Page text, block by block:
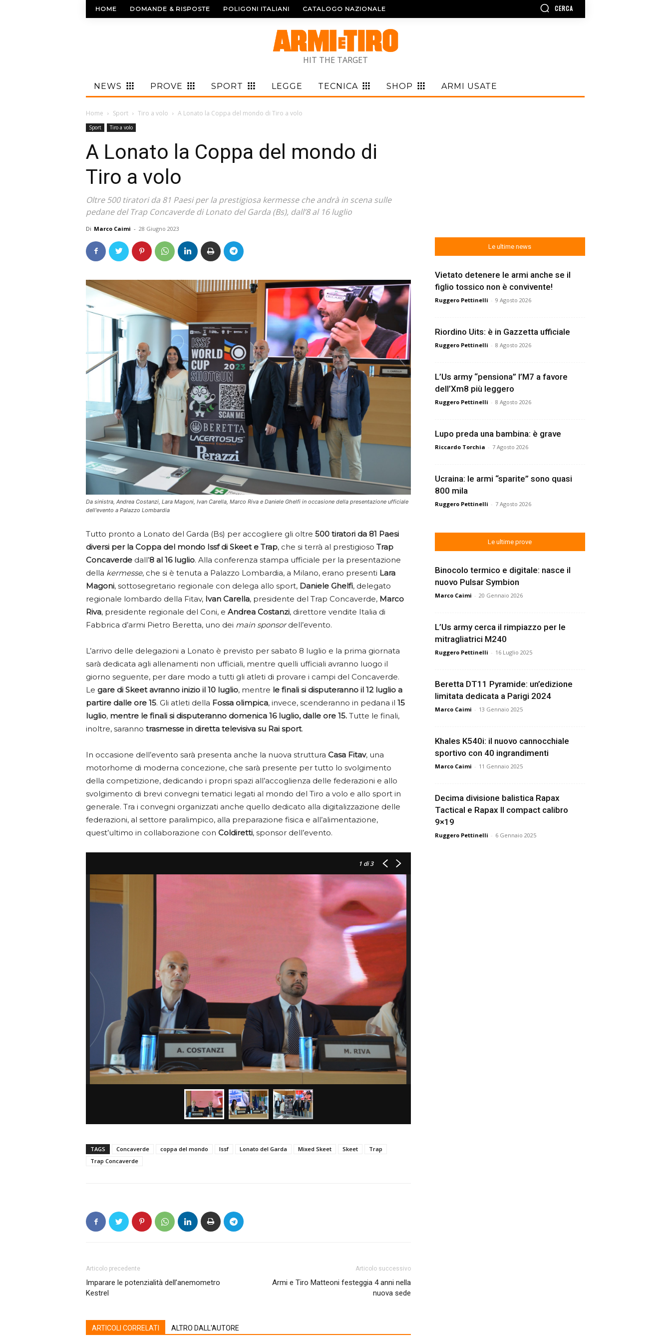
HOME DOMANDE & RISPOSTE POLIGONI ITALIANI CATALOGO NAZIONALE CERCA
HIT THE TARGET
NEWS PROVE SPORT LEGGE TECNICA SHOP ARMI USATE
Home Sport Tiro a volo A Lonato la Coppa del mondo di Tiro a volo
Sport Tiro a volo
A Lonato la Coppa del mondo di
Tiro a volo
Oltre 500 tiratori da 81 Paesi per la prestigiosa kermesse che andrà in scena sulle
pedane del Trap Concaverde di Lonato del Garda (Bs), dall’8 al 16 luglio
Di Marco Caimi - 28 Giugno 2023
Da sinistra, Andrea Costanzi, Lara Magoni, Ivan Carella, Marco Riva e Daniele Ghelfi in occasione della presentazione ufficiale
dell'evento a Palazzo Lombardia
Tutto pronto a Lonato del Garda (Bs) per accogliere gli oltre 500 tiratori da 81 Paesi
diversi per la Coppa del mondo Issf di Skeet e Trap, che si terrà al prestigioso Trap
Concaverde dall’8 al 16 luglio. Alla conferenza stampa ufficiale per la presentazione
della kermesse, che si è tenuta a Palazzo Lombardia, a Milano, erano presenti Lara
Magoni, sottosegretario regionale con delega allo sport, Daniele Ghelfi, delegato
regionale lombardo della Fitav, Ivan Carella, presidente del Trap Concaverde, Marco
Riva, presidente regionale del Coni, e Andrea Costanzi, direttore vendite Italia di
Fabbrica d’armi Pietro Beretta, uno dei main sponsordell’evento.
L’arrivo delle delegazioni a Lonato è previsto per sabato 8 luglio e la prima giornata
sarà dedicata agli allenamenti non ufficiali, mentre quelli ufficiali avranno luogo il
giorno seguente, per dare modo a tutti gli atleti di provare i campi del Concaverde.
Le gare di Skeet avranno inizio il 10 luglio, mentre le finali si disputeranno il 12 luglio a
partire dalle ore 15. Gli atleti della Fossa olimpica, invece, scenderanno in pedana il 15
luglio, mentre le finali si disputeranno domenica 16 luglio, dalle ore 15. Tutte le finali,
inoltre, saranno trasmesse in diretta televisiva su Rai sport.
In occasione dell’evento sarà presenta anche la nuova struttura Casa Fitav, una
motorhome di moderna concezione, che sarà presente per tutto lo svolgimento
della competizione, dedicando i propri spazi all’accoglienza delle federazioni e allo
svolgimento di brevi convegni tematici legati al mondo del Tiro a volo e allo sport in
generale. Tra i convegni organizzati anche quello dedicato alla digitalizzazione delle
federazioni, al settore paralimpico, alla preparazione fisica e all’alimentazione,
quest’ultimo in collaborazione con Coldiretti, sponsor dell’evento.
1di 3
TAGS Concaverde coppa del mondo Issf Lonato del Garda Mixed Skeet Skeet
Trap
Trap Concaverde
Articolo precedente
Imparare le potenzialità dell’anemometro
Kestrel
Articolo successivo
Armi e Tiro Matteoni festeggia 4 anni nella
nuova sede
ARTICOLI CORRELATI ALTRO DALL'AUTORE
Le ultime news
Vietato detenere le armi anche se il
figlio tossico non è convivente!
Ruggero Pettinelli - 9 Agosto 2026
Riordino Uits: è in Gazzetta ufficiale
Ruggero Pettinelli - 8 Agosto 2026
L’Us army “pensiona” l’M7 a favore
dell’Xm8 più leggero
Ruggero Pettinelli - 8 Agosto 2026
Lupo preda una bambina: è grave
Riccardo Torchia - 7 Agosto 2026
Ucraina: le armi “sparite” sono quasi
800 mila
Ruggero Pettinelli - 7 Agosto 2026
Le ultime prove
Binocolo termico e digitale: nasce il
nuovo Pulsar Symbion
Marco Caimi - 20 Gennaio 2026
L’Us army cerca il rimpiazzo per le
mitragliatrici M240
Ruggero Pettinelli - 16 Luglio 2025
Beretta DT11 Pyramide: un’edizione
limitata dedicata a Parigi 2024
Marco Caimi - 13 Gennaio 2025
Khales K540i: il nuovo cannocchiale
sportivo con 40 ingrandimenti
Marco Caimi - 11 Gennaio 2025
Decima divisione balistica Rapax
Tactical e Rapax II compact calibro
9×19
Ruggero Pettinelli - 6 Gennaio 2025